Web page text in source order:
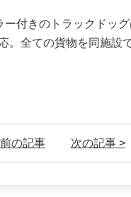
付きのトラックドッ
。全ての貨物を同施設
の記事 次の記事 >